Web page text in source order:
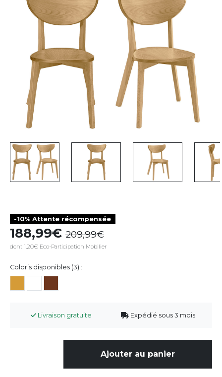
-10% Attente récompensée
188,99 209,99
dont 1,20€ Eco-Participation Mobilier
Coloris disponibles (3) :
Livraison gratuite Expédié sous 3 mois
Ajouter au panier